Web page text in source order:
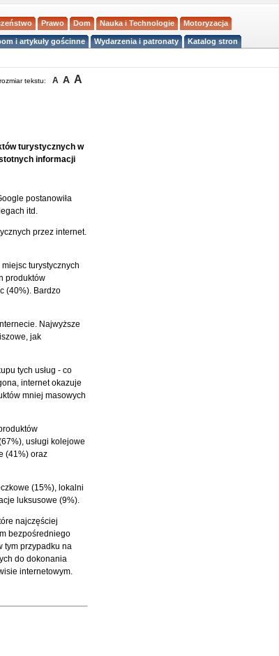
Prawo Dom Nauka i Technologie Motoryzacja
i artykuły gościnne Wydarzenia i patronaty Katalog stron
rozmiar tekstu: A A A
turystycznych w
informacji
postanowiła
itd.
przez internet.
turystycznych
produktów
(40%). Bardzo
Najwyższe
jak
tych usług - co
internet okazuje
mniej masowych
usługi kolejowe
(41%) oraz
(15%), lokalni
luksusowe (9%).
najczęściej
bezpośredniego
tym przypadku na
do dokonania
internetowym.